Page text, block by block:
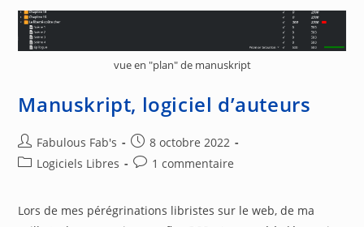
vue en "plan" de manuskript
Manuskript, logiciel d’auteurs
Auteur/autrice
de
Fabulous Fab's
Publication
publiée :
8 octobre 2022
PostLogiciels Libres
Commentaires
publication :
1 commentaire
Lors de mes pérégrinations libristes sur le web, de ma